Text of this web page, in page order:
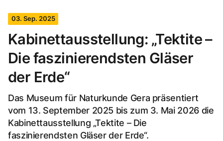
03. Sep. 2025
Kabinettausstellung: „Tektite –
Die faszinierendsten Gläser
der Erde“
Das Museum für Naturkunde Gera präsentiert
vom 13. September 2025 bis zum 3. Mai 2026 die
Kabinettausstellung „Tektite – Die
faszinierendsten Gläser der Erde“.